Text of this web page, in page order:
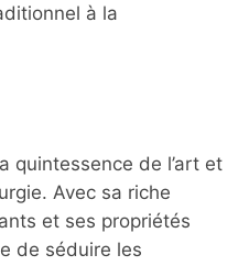
à la
quintessence de l’art et
Avec sa riche
et ses propriétés
de séduire les